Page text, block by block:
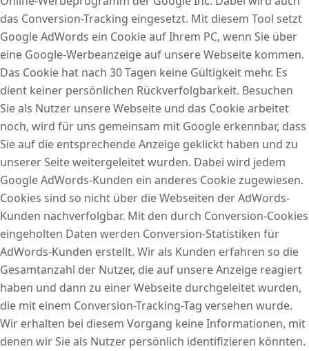
das Conversion-Tracking eingesetzt. Mit diesem Tool setzt
Google AdWords ein Cookie auf Ihrem PC, wenn Sie über
eine Google-Werbeanzeige auf unsere Webseite kommen.
Das Cookie hat nach 30 Tagen keine Gültigkeit mehr. Es
dient keiner persönlichen Rückverfolgbarkeit. Besuchen
Sie als Nutzer unsere Webseite und das Cookie arbeitet
noch, wird für uns gemeinsam mit Google erkennbar, dass
Sie auf die entsprechende Anzeige geklickt haben und zu
unserer Seite weitergeleitet wurden. Dabei wird jedem
Google AdWords-Kunden ein anderes Cookie zugewiesen.
Cookies sind so nicht über die Webseiten der AdWords-
Kunden nachverfolgbar. Mit den durch Conversion-Cookies
eingeholten Daten werden Conversion-Statistiken für
AdWords-Kunden erstellt. Wir als Kunden erfahren so die
Gesamtanzahl der Nutzer, die auf unsere Anzeige reagiert
haben und dann zu einer Webseite durchgeleitet wurden,
die mit einem Conversion-Tracking-Tag versehen wurde.
Wir erhalten bei diesem Vorgang keine Informationen, mit
denen wir Sie als Nutzer persönlich identifizieren könnten.